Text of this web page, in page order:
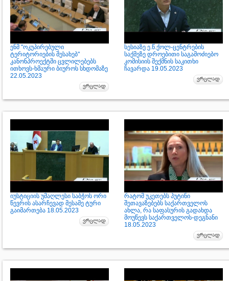
ენმ "ოკუპირებული
ტერიტორიების შესახებ"
კანონპროექტში ცვლილებებს
ითხოვს-ხმაური ბიუროს სხდომაზე
22.05.2023
სესიაზე ე.წ.ქოლ-ცენტრების
საქმეზე დროებითი საგამოძიებო
კომისიის შექმნის საკითხი
ჩავარდა 19.05.2023
იუსტიციის უმაღლესი საბჭოს ორი
წევრის ასარჩევად მესამე ტური
გაიმართება 18.05.2023
რატომ უკეთებს პუტინი
შეთავაზებებს საქართველოს
ახლა, რა საფასურის გადახდა
მოუწევს საქართველოს-დეგნანი
18.05.2023